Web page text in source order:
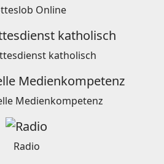
Online
katholisch
Medienkompetenz
Radio